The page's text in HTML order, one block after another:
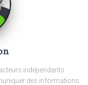
indépendants
des informations